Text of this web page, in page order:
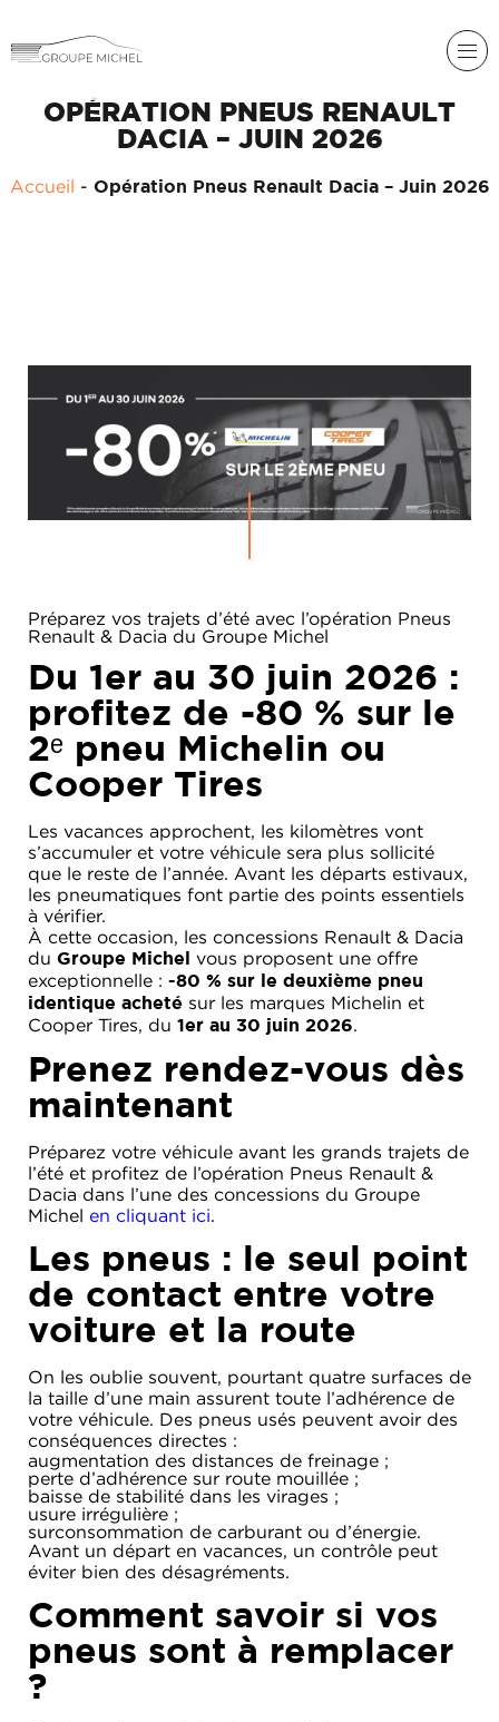
RENAULT
DACIA
ALPINE
LIGIER
MICROCAR
LIGIER
PROFESSIONAL
NOS
SERVICES
GROUPE
MICHEL
ACADÉMIE
HISTORIQUE
DU
GROUPE
MICHEL
ACTUALITÉS
OPÉRATION PNEUS RENAULT
DACIA – JUIN 2026
Accueil - Opération Pneus Renault Dacia – Juin 2026
Préparez vos trajets d’été avec l’opération Pneus
Renault & Dacia du Groupe Michel
Du 1er au 30 juin 2026 :
profitez de -80 % sur le
2ᵉ pneu Michelin ou
Cooper Tires
Les vacances approchent, les kilomètres vont
s’accumuler et votre véhicule sera plus sollicité
que le reste de l’année. Avant les départs estivaux,
les pneumatiques font partie des points essentiels
à vérifier.
À cette occasion, les concessions Renault & Dacia
du Groupe Michel
vous proposent une offre
exceptionnelle : -80 % sur le deuxième pneu
identique acheté sur les marques Michelin et
Cooper Tires, du 1er au 30 juin 2026.
Prenez rendez-vous dès
maintenant
Préparez votre véhicule avant les grands trajets de
l’été et profitez de l’opération Pneus Renault &
Dacia dans l’une des concessions du Groupe
Michel en cliquant ici.
Les pneus : le seul point
de contact entre votre
voiture et la route
On les oublie souvent, pourtant quatre surfaces de
la taille d’une main assurent toute l’adhérence de
votre véhicule. Des pneus usés peuvent avoir des
conséquences directes :
augmentation des distances de freinage ;
perte d’adhérence sur route mouillée ;
baisse de stabilité dans les virages ;
usure irrégulière ;
surconsommation de carburant ou d’énergie.
Avant un départ en vacances, un contrôle peut
éviter bien des désagréments.
Comment savoir si vos
pneus sont à remplacer
?